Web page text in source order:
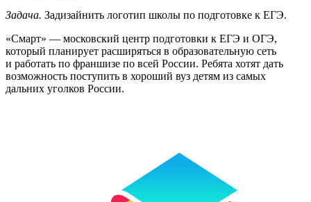
Задача. Задизайнить логотип школы по подготовке к ЕГЭ.
«Смарт» — московский центр подготовки к ЕГЭ и ОГЭ,
который планирует расширяться в образовательную сеть
и работать по франшизе по всей России. Ребята хотят дать
возможность поступить в хороший вуз детям из самых
дальних уголков России.